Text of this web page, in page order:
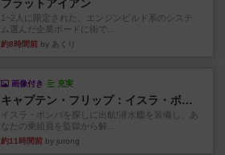
フラットアイアン
1~2人に限定された、エンジンビルド系のシステ
ム選んだ企業ボードに街で...
約8時間前 by あくり
画像付き 充実
キャプテン・フリップ：イスラ・ボンバ
イスラ・ボンバを探しに出航!潜水艦を装備し、あ
なたの乗組員を監獄から解...
約11時間前 by jurong